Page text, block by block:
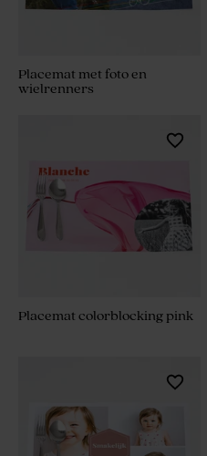
Placemat met foto en
wielrenners
Placemat colorblocking pink